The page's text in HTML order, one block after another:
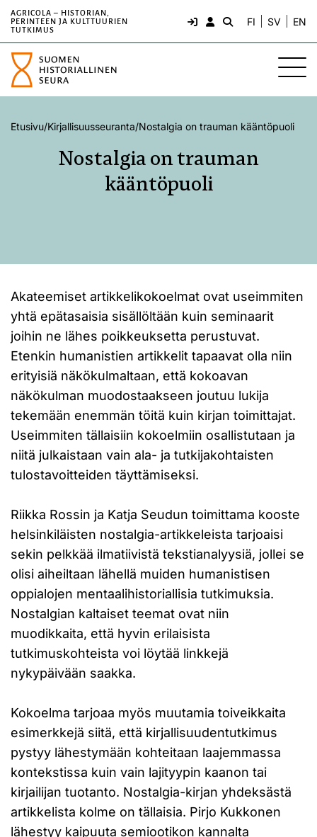
AGRICOLA – HISTORIAN,
PERINTEEN JA KULTTUURIEN
TUTKIMUS
FI SV EN
Etusivu/Kirjallisuusseuranta/Nostalgia on trauman kääntöpuoli
Nostalgia on trauman
kääntöpuoli
Akateemiset artikkelikokoelmat ovat useimmiten
yhtä epätasaisia sisällöltään kuin seminaarit
joihin ne lähes poikkeuksetta perustuvat.
Etenkin humanistien artikkelit tapaavat olla niin
erityisiä näkökulmaltaan, että kokoavan
näkökulman muodostaakseen joutuu lukija
tekemään enemmän töitä kuin kirjan toimittajat.
Useimmiten tällaisiin kokoelmiin osallistutaan ja
niitä julkaistaan vain ala- ja tutkijakohtaisten
tulostavoitteiden täyttämiseksi.
Riikka Rossin ja Katja Seudun toimittama kooste
helsinkiläisten nostalgia-artikkeleista tarjoaisi
sekin pelkkää ilmatiivistä tekstianalyysiä, jollei se
olisi aiheiltaan lähellä muiden humanistisen
oppialojen mentaalihistoriallisia tutkimuksia.
Nostalgian kaltaiset teemat ovat niin
muodikkaita, että hyvin erilaisista
tutkimuskohteista voi löytää linkkejä
nykypäivään saakka.
Kokoelma tarjoaa myös muutamia toiveikkaita
esimerkkejä siitä, että kirjallisuudentutkimus
pystyy lähestymään kohteitaan laajemmassa
kontekstissa kuin vain lajityypin kaanon tai
kirjailijan tuotanto. Nostalgia-kirjan yhdeksästä
artikkelista kolme on tällaisia. Pirjo Kukkonen
lähestyy kaipuuta semiootikon kannalta